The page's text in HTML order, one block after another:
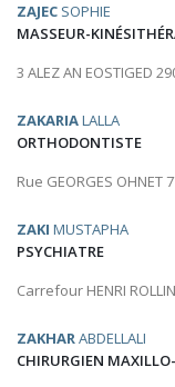
ZAJEC SOPHIE
MASSEUR-
3 ALEZ AN EOSTIGED
ZAKARIALALLA
ORTHODONTISTE
Rue GEORGES
ZAKI MUSTAPHA
PSYCHIATRE
Carrefour HENRI
ZAKHARABDELLALI
CHIRURGIEN